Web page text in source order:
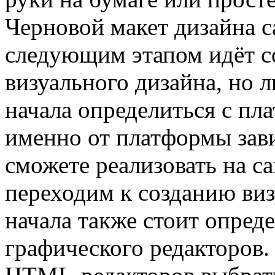
Черновой макет дизайна
следующим этапом идёт
визуального дизайна, но
начала определиться с
именно от платформы
сможете реализовать на
переходим к созданию
начала также стоит
графического